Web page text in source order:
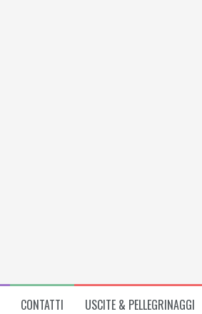
CONTATTI USCITE & PELLEGRINAGGI